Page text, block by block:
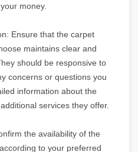
money.
Ensure that the carpet
maintains clear and
should be responsive to
concerns or questions you
information about the
services they offer.
the availability of the
to your preferred